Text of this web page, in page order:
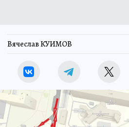
Вячеслав КУИМОВ